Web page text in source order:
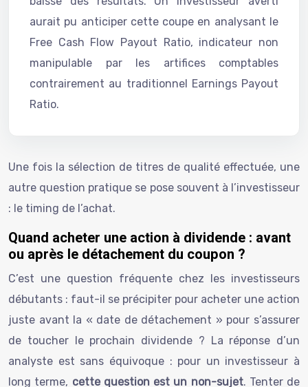
aurait pu anticiper cette coupe en analysant le
Free Cash Flow Payout Ratio, indicateur non
manipulable par les artifices comptables
contrairement au traditionnel Earnings Payout
Ratio.
Une fois la sélection de titres de qualité effectuée, une
autre question pratique se pose souvent à l’investisseur
: le timing de l’achat.
Quand acheter une action à dividende : avant
ou après le détachement du coupon ?
C’est une question fréquente chez les investisseurs
débutants : faut-il se précipiter pour acheter une action
juste avant la « date de détachement » pour s’assurer
de toucher le prochain dividende ? La réponse d’un
analyste est sans équivoque : pour un investisseur à
long terme, cette question est un non-sujet. Tenter de